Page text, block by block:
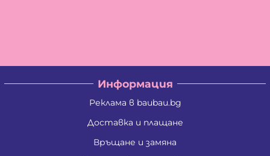
Информация
Реклама в baubau.bg
Доставка и плащане
Връщане и замяна